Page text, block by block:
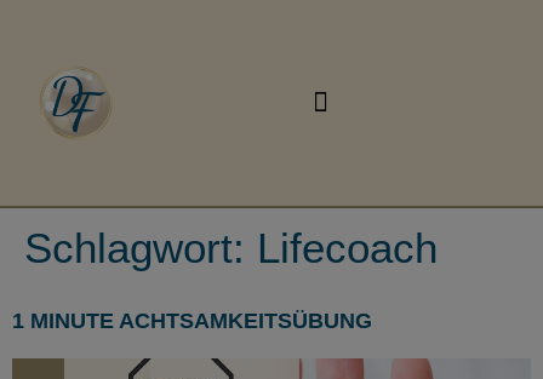
Schlagwort: Lifecoach
1 MINUTE ACHTSAMKEITSÜBUNG